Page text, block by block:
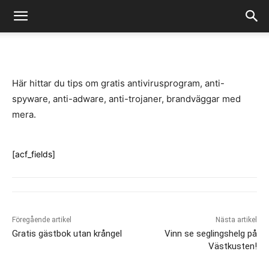
Här hittar du tips om gratis antivirusprogram, anti-
spyware, anti-adware, anti-trojaner, brandväggar med
mera.
[acf_fields]
Föregående artikel
Gratis gästbok utan krångel
Nästa artikel
Vinn se seglingshelg på
Västkusten!